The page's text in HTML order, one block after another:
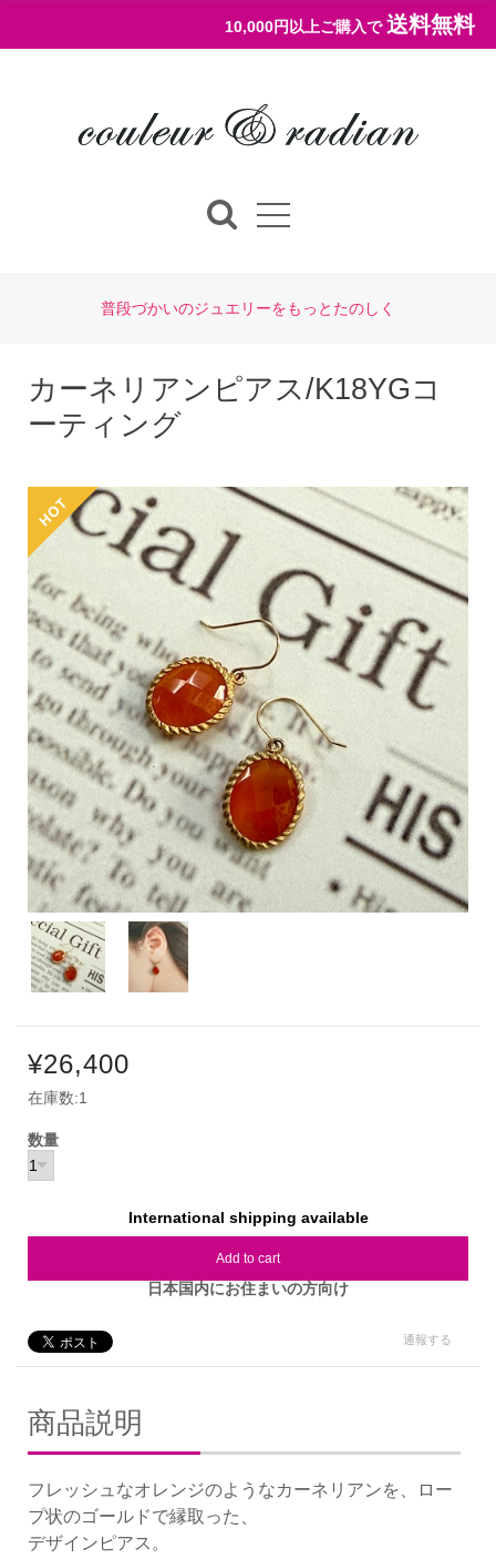
10,000円以上ご購入で 送料無料
普段づかいのジュエリーをもっとたのしく
カーネリアンピアス/K18YGコ
ーティング
¥26,400
在庫数:1
数量
International shipping available
Add to cart
日本国内にお住まいの方向け
通報する
商品説明
フレッシュなオレンジのようなカーネリアンを、ロー
プ状のゴールドで縁取った、
デザインピアス。